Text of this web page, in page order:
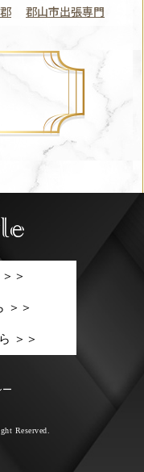
郡山市出張専門
＞
＞＞
＞＞
ー
Reserved.